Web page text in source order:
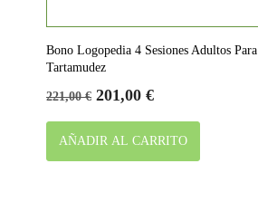
Bono Logopedia 4 Sesiones Adultos Para
Tartamudez
Precio
221,00 € Precio
201,00 €
AÑADIR AL CARRITO